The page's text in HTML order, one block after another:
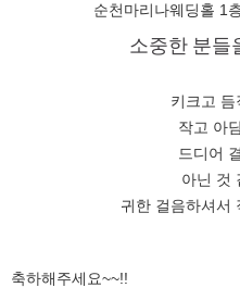
순천마리나웨딩홀 1
소중한 분들
키크고
작고 아
드디어
아닌 것
귀한 걸음하셔서
축하해주세요~~!!